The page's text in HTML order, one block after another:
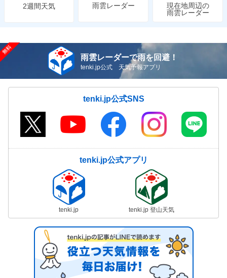
2週間天気 雨雲レーダー
現在地周辺の
雨雲レーダー
雨雲レーダーで雨を回避！
tenki.jp公式 天気予報アプリ
tenki.jp公式SNS
tenki.jp公式アプリ
tenki.jp tenki.jp 登山天気